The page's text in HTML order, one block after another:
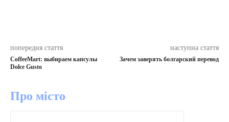
попередня стаття
CoffeeMart: выбираем капсулы
Dolce Gusto
наступна стаття
Зачем заверять болгарский перевод
Про місто